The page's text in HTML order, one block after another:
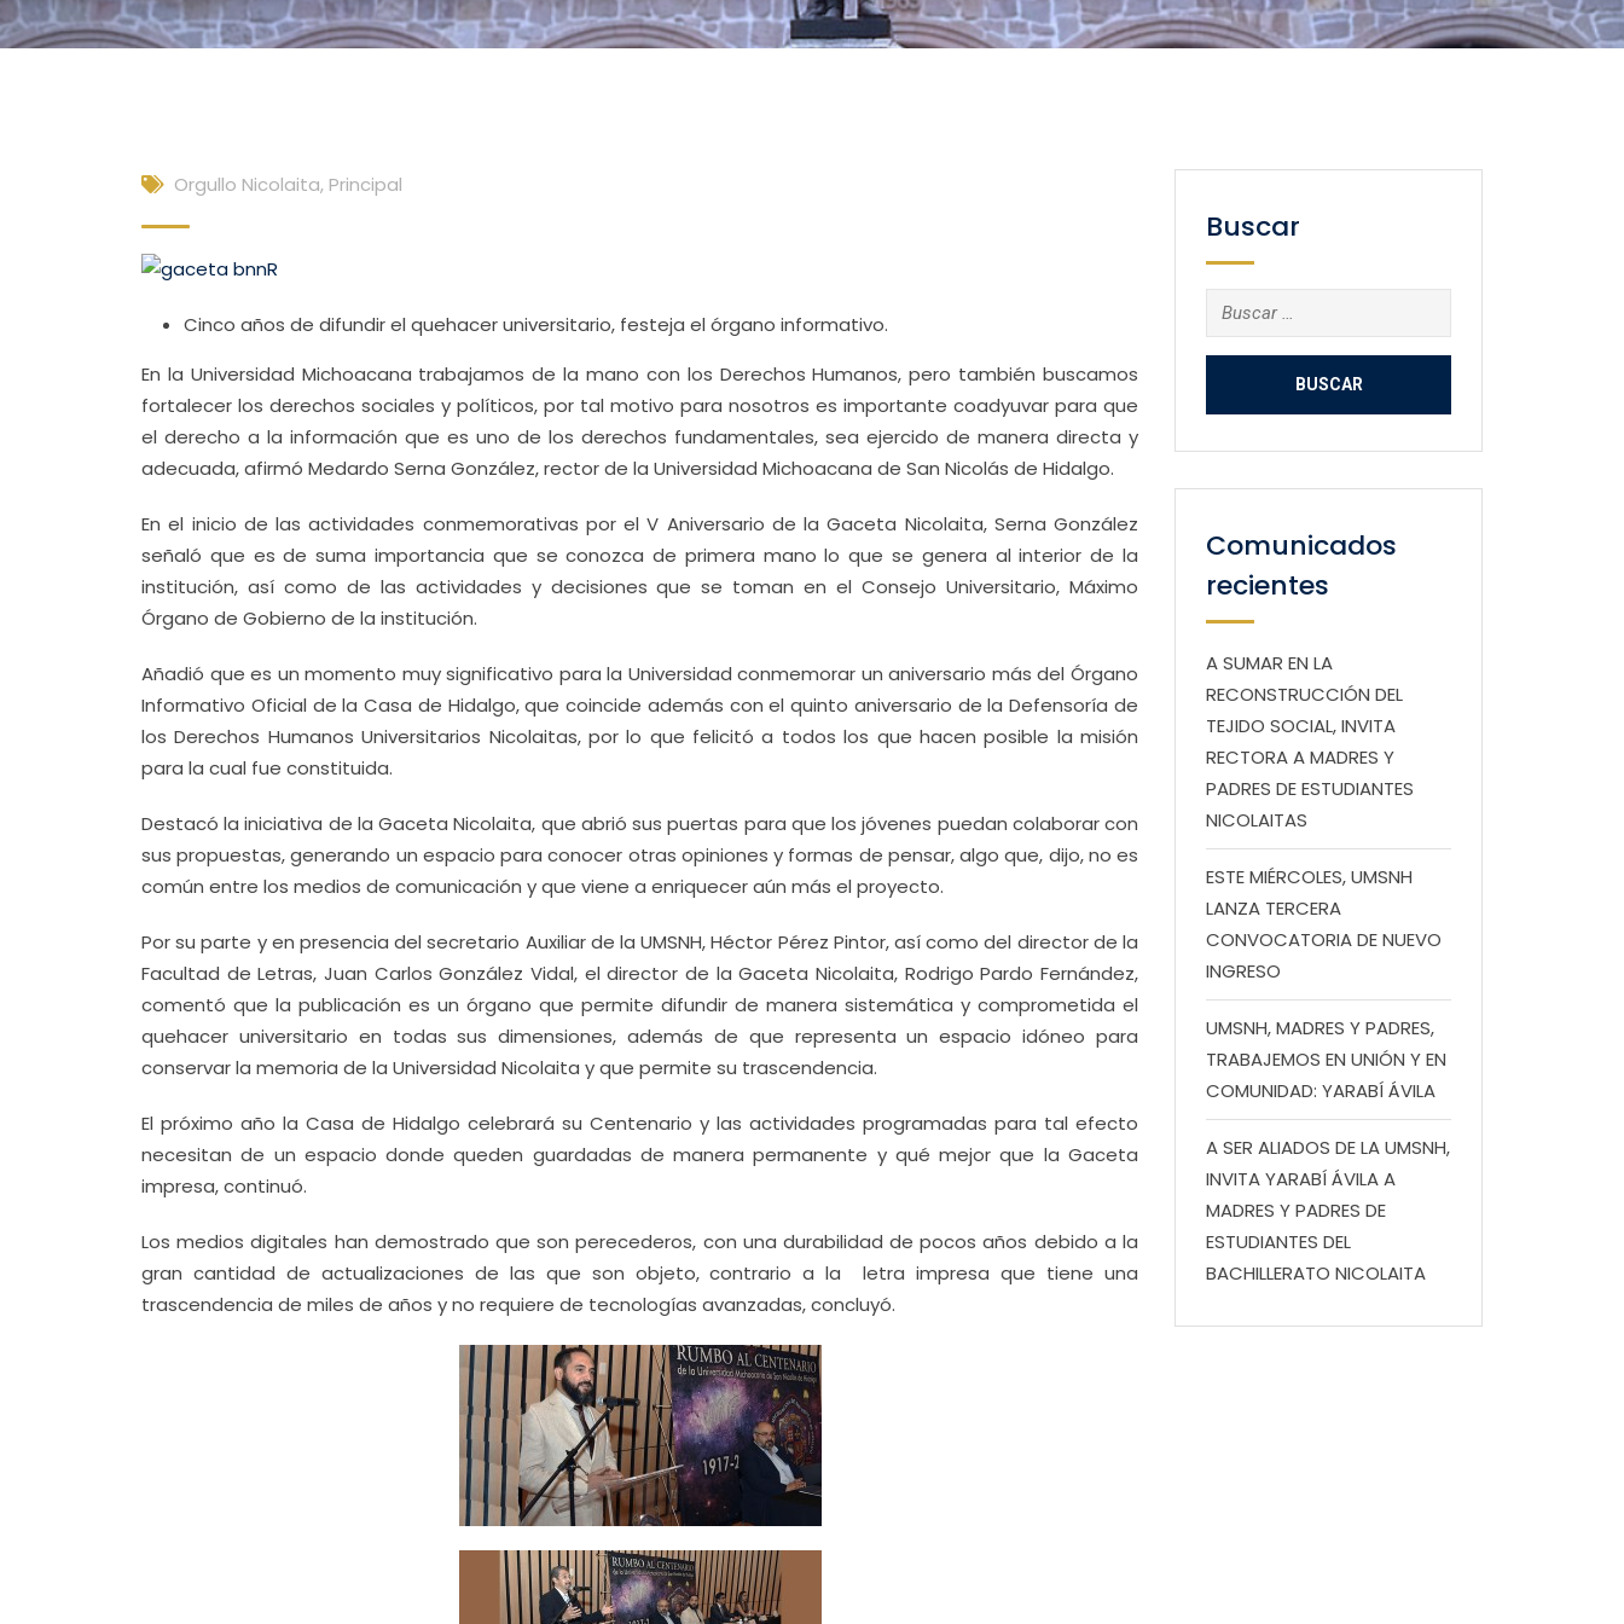
Orgullo Nicolaita, Principal
Cinco años de difundir el quehacer universitario, festeja el órgano informativo.
En la Universidad Michoacana trabajamos de la mano con los Derechos Humanos, pero también buscamos
fortalecer los derechos sociales y políticos, por tal motivo para nosotros es importante coadyuvar para que
el derecho a la información que es uno de los derechos fundamentales, sea ejercido de manera directa y
adecuada, afirmó Medardo Serna González, rector de la Universidad Michoacana de San Nicolás de Hidalgo.
En el inicio de las actividades conmemorativas por el V Aniversario de la Gaceta Nicolaita, Serna González
señaló que es de suma importancia que se conozca de primera mano lo que se genera al interior de la
institución, así como de las actividades y decisiones que se toman en el Consejo Universitario, Máximo
Órgano de Gobierno de la institución.
Añadió que es un momento muy significativo para la Universidad conmemorar un aniversario más del Órgano
Informativo Oficial de la Casa de Hidalgo, que coincide además con el quinto aniversario de la Defensoría de
los Derechos Humanos Universitarios Nicolaitas, por lo que felicitó a todos los que hacen posible la misión
para la cual fue constituida.
Destacó la iniciativa de la Gaceta Nicolaita, que abrió sus puertas para que los jóvenes puedan colaborar con
sus propuestas, generando un espacio para conocer otras opiniones y formas de pensar, algo que, dijo, no es
común entre los medios de comunicación y que viene a enriquecer aún más el proyecto.
Por su parte y en presencia del secretario Auxiliar de la UMSNH, Héctor Pérez Pintor, así como del director de la
Facultad de Letras, Juan Carlos González Vidal, el director de la Gaceta Nicolaita, Rodrigo Pardo Fernández,
comentó que la publicación es un órgano que permite difundir de manera sistemática y comprometida el
quehacer universitario en todas sus dimensiones, además de que representa un espacio idóneo para
conservar la memoria de la Universidad Nicolaita y que permite su trascendencia.
El próximo año la Casa de Hidalgo celebrará su Centenario y las actividades programadas para tal efecto
necesitan de un espacio donde queden guardadas de manera permanente y qué mejor que la Gaceta
impresa, continuó.
Los medios digitales han demostrado que son perecederos, con una durabilidad de pocos años debido a la
gran cantidad de actualizaciones de las que son objeto, contrario a la letra impresa que tiene una
trascendencia de miles de años y no requiere de tecnologías avanzadas, concluyó.
Buscar
Buscar:
Comunicados
recientes
A SUMAR EN LA
RECONSTRUCCIÓN DEL
TEJIDO SOCIAL, INVITA
RECTORA A MADRES Y
PADRES DE ESTUDIANTES
NICOLAITAS
ESTE MIÉRCOLES, UMSNH
LANZA TERCERA
CONVOCATORIA DE NUEVO
INGRESO
UMSNH, MADRES Y PADRES,
TRABAJEMOS EN UNIÓN Y EN
COMUNIDAD: YARABÍ ÁVILA
A SER ALIADOS DE LA UMSNH,
INVITA YARABÍ ÁVILA A
MADRES Y PADRES DE
ESTUDIANTES DEL
BACHILLERATO NICOLAITA